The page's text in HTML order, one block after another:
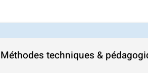
Méthodes techniques &